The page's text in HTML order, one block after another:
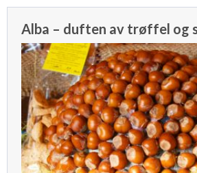
Alba – duften av trøffel og